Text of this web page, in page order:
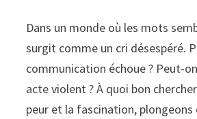
Dans un monde où les mots
surgit comme un cri désespéré.
communication échoue ? Peut-
acte violent ? À quoi bon
peur et la fascination,